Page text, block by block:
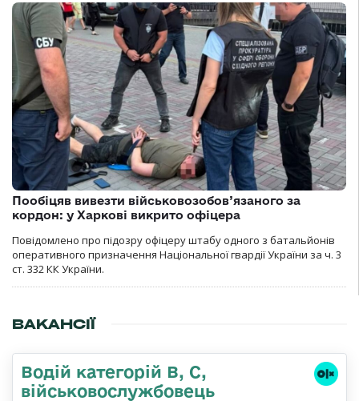
Пообіцяв вивезти військовозобов’язаного за
кордон: у Харкові викрито офіцера
Повідомлено про підозру офіцеру штабу одного з батальйонів
оперативного призначення Національної гвардії України за ч. 3
ст. 332 КК України.
ВАКАНСІЇ
Водій категорій B, C,
військовослужбовець